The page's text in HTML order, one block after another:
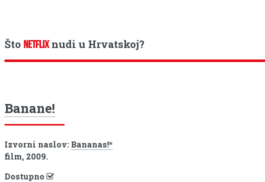
ŠtoNETFLIXnudi u Hrvatskoj?
Banane!
Izvorni naslov: Bananas!*
film, 2009.
Dostupno
Toggle